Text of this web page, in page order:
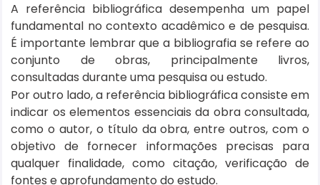
A referência bibliográfica desempenha um papel
fundamental no contexto acadêmico e de pesquisa.
É importante lembrar que a bibliografia se refere ao
conjunto de obras, principalmente livros,
consultadas durante uma pesquisa ou estudo.
Por outro lado, a referência bibliográfica consiste em
indicar os elementos essenciais da obra consultada,
como o autor, o título da obra, entre outros, com o
objetivo de fornecer informações precisas para
qualquer finalidade, como citação, verificação de
fontes e aprofundamento do estudo.